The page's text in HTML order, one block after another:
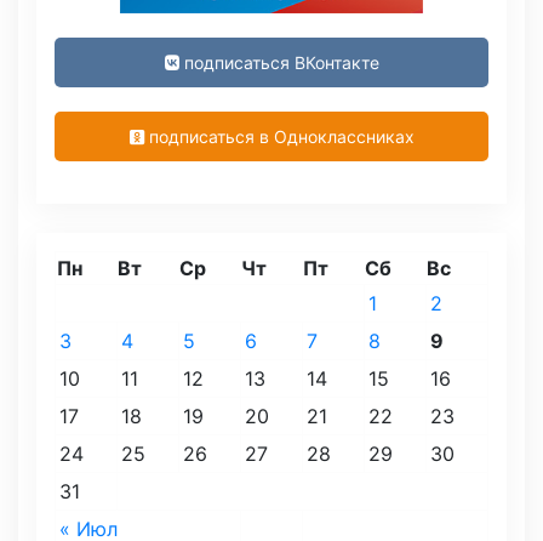
подписаться ВКонтакте
подписаться в Одноклассниках
Пн Вт Ср Чт Пт Сб Вс
« Июл
1
2
3
4 5 6 7 8
9
10
11 12 13 14 15
16
17
18 19 20 21 22
23
24
25 26 27 28 29
30
31